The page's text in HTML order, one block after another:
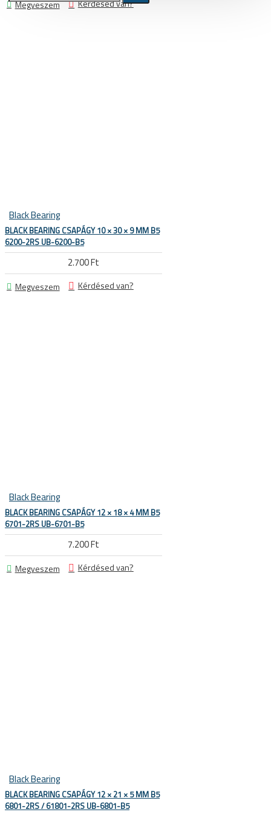
Összes termék
Kombó ajánlatok
Sí és snowboard
Sí és snowboard sisakok
ALKATRÉSZEK
Megveszem Kérdésed van?
Black Bearing
BLACK BEARING CSAPÁGY 10 × 30 × 9 MM B5
6200-2RS UB-6200-B5
2.700 Ft
Megveszem Kérdésed van?
Black Bearing
BLACK BEARING CSAPÁGY 12 × 18 × 4 MM B5
6701-2RS UB-6701-B5
7.200 Ft
Megveszem Kérdésed van?
Black Bearing
BLACK BEARING CSAPÁGY 12 × 21 × 5 MM B5
6801-2RS / 61801-2RS UB-6801-B5